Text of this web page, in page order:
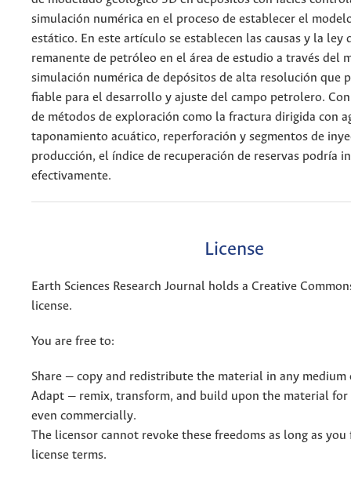
simulación numérica en el proceso de establecer el
estático. En este artículo se establecen las causas y la
remanente de petróleo en el área de estudio a través del
simulación numérica de depósitos de alta resolución que
fiable para el desarrollo y ajuste del campo petrolero.
de métodos de exploración como la fractura dirigida con
taponamiento acuático, reperforación y segmentos de
producción, el índice de recuperación de reservas podría
efectivamente.
License
Earth Sciences Research Journal holds a Creative
license.
You are free to:
Share — copy and redistribute the material in any
Adapt — remix, transform, and build upon the material for
even commercially.
The licensor cannot revoke these freedoms as long as
license terms.